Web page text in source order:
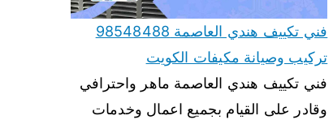
فني تكييف هندي العاصمة 98548488
تركيب وصيانة مكيفات الكويت
فني تكييف هندي العاصمة ماهر واحترافي
وقادر على القيام بجميع اعمال وخدمات